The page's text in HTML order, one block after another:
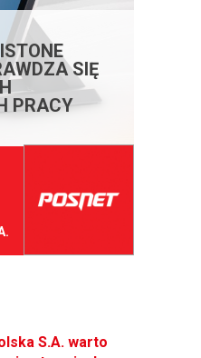
SIĘ
PRACY
S.A. warto